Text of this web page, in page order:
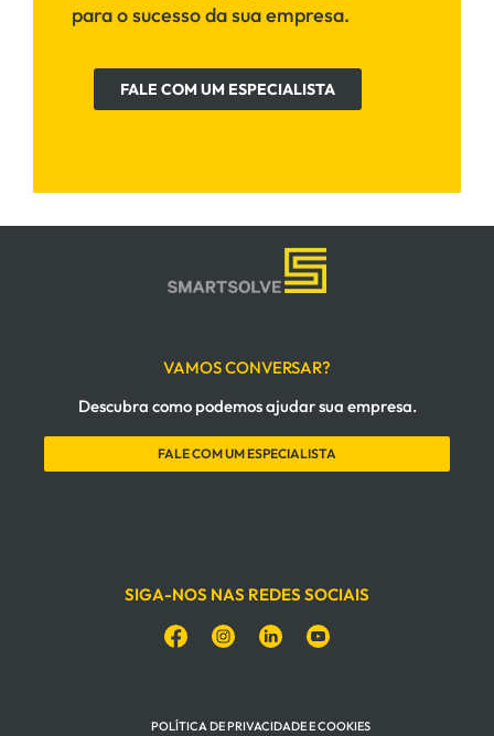
para o sucesso da sua empresa.
FALE COM UM ESPECIALISTA
VAMOS CONVERSAR?
Descubra como podemos ajudar sua empresa.
FALE COM UM ESPECIALISTA
SIGA-NOS NAS REDES SOCIAIS
POLÍTICA DE PRIVACIDADE E COOKIES